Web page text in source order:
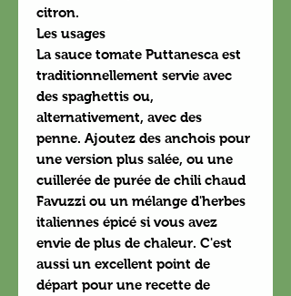
citron.
Les usages
La sauce tomate Puttanesca est
traditionnellement servie avec
des spaghettis ou,
alternativement, avec des
penne. Ajoutez des anchois pour
une version plus salée, ou une
cuillerée de purée de chili chaud
Favuzzi ou un mélange d'herbes
italiennes épicé si vous avez
envie de plus de chaleur. C'est
aussi un excellent point de
départ pour une recette de